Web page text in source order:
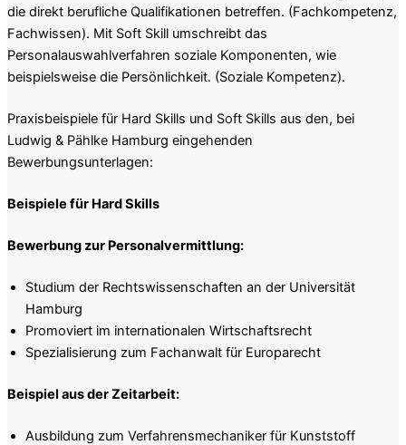
die direkt berufliche Qualifikationen betreffen. (Fachkompetenz,
Fachwissen). Mit Soft Skill umschreibt das
Personalauswahlverfahren soziale Komponenten, wie
beispielsweise die Persönlichkeit. (Soziale Kompetenz).
Praxisbeispiele für Hard Skills und Soft Skills aus den, bei
Ludwig & Pählke Hamburg eingehenden
Bewerbungsunterlagen:
Beispiele für Hard Skills
Bewerbung zur Personalvermittlung:
Studium der Rechtswissenschaften an der Universität
Hamburg
Promoviert im internationalen Wirtschaftsrecht
Spezialisierung zum Fachanwalt für Europarecht
Beispiel aus der Zeitarbeit:
Ausbildung zum Verfahrensmechaniker für Kunststoff